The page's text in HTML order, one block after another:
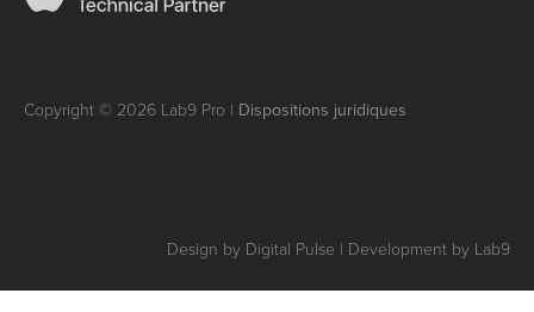
Copyright © 2026 Lab9 Pro | Dispositions juridiques
Design by Digital Pulse | Development by Lab9